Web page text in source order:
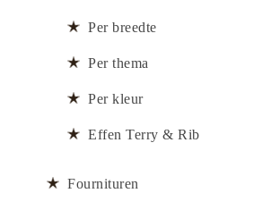
Per breedte
Per thema
Per kleur
Effen Terry & Rib
Fournituren